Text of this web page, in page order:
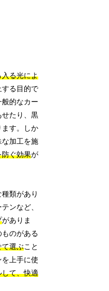
入る光によ
する目的で
的なカー
せたり、黒
す。しか
な加工を施
防ぐ効果が
類があり
ンなど、
がありま
のがある
て選ぶこと
上手に使
て、快適